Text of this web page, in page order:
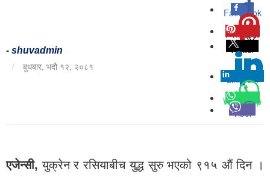
- shuvadmin
/ बुधबार, भदौ १२, २०८१
Facebook
0
Pinterest
Twitter
Linkedin
0
Whatsapp
Viber
एजेन्सी, युक्रेन र रसियाबीच युद्ध सुरु भएको ९१५ औं दिन ।